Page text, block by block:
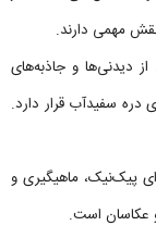
مهمی دارند.
دیدنی‌ها و جاذبه‌های
دره سفیدآب قرار دارد.
پیک‌نیک، ماهیگیری و
عکاسان است.